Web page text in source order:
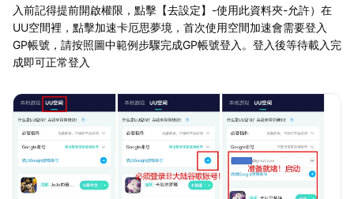
入前記得提前開啟權限，點擊【去設定】-使用此資料夾-允許）在
UU空間裡，點擊加速卡厄思夢境，首次使用空間加速會需要登入
GP帳號，請按照圖中範例步驟完成GP帳號登入。登入後等待載入完
成即可正常登入